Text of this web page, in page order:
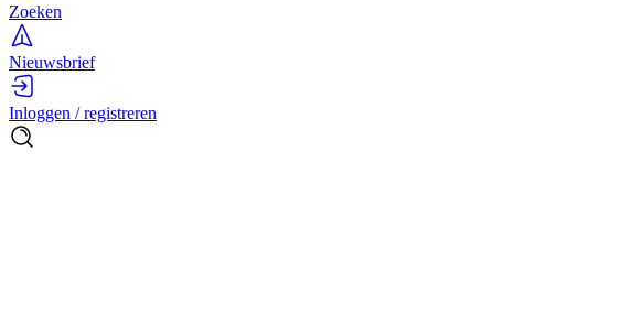
Zoeken
Nieuwsbrief
Inloggen / registreren